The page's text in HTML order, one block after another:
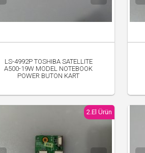
LS-4992P TOSHIBA SATELLITE
A500-19W MODEL NOTEBOOK
POWER BUTON KART
2.El Ürün